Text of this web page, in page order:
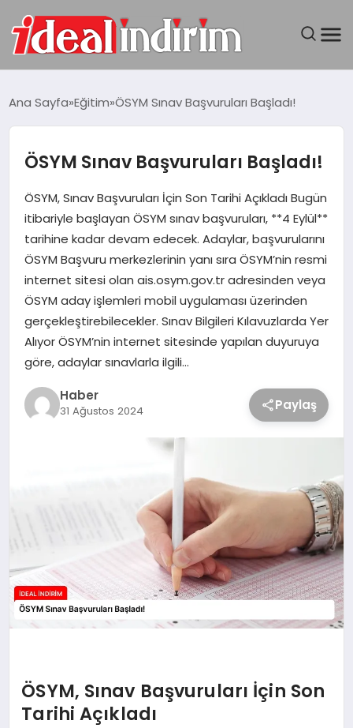
BILGISAYAR
DÜNYA
SEYAHAT
TEKNOLOJI
YAŞAM
Ana Sayfa Eğitim ÖSYM Sınav Başvuruları Başladı!
ÖSYM Sınav Başvuruları Başladı!
ÖSYM, Sınav Başvuruları İçin Son Tarihi Açıkladı Bugün
itibariyle başlayan ÖSYM sınav başvuruları, **4 Eylül**
tarihine kadar devam edecek. Adaylar, başvurularını
ÖSYM Başvuru merkezlerinin yanı sıra ÖSYM’nin resmi
internet sitesi olan ais.osym.gov.tr adresinden veya
ÖSYM aday işlemleri mobil uygulaması üzerinden
gerçekleştirebilecekler. Sınav Bilgileri Kılavuzlarda Yer
Alıyor ÖSYM’nin internet sitesinde yapılan duyuruya
göre, adaylar sınavlarla ilgili…
Haber
31 Ağustos 2024 Paylaş
ÖSYM, Sınav Başvuruları İçin Son
Tarihi Açıkladı